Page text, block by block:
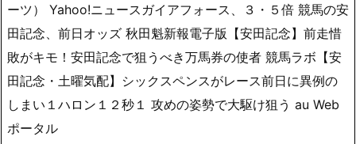
ーツ） Yahoo!ニュースガイアフォース、３・５倍 競馬の安
田記念、前日オッズ 秋田魁新報電子版【安田記念】前走惜
敗がキモ！安田記念で狙うべき万馬券の使者 競馬ラボ【安
田記念・土曜気配】シックスペンスがレース前日に異例の
しまい１ハロン１２秒１ 攻めの姿勢で大駆け狙う au Web
ポータル